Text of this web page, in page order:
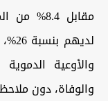
مقابل
والأوعية
والوفاة، دون